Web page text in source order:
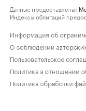
Данные предоставлены:
Индексы облигаций
Информация об
О соблюдении
Пользовательское
Политика в отношении
Политика обработки